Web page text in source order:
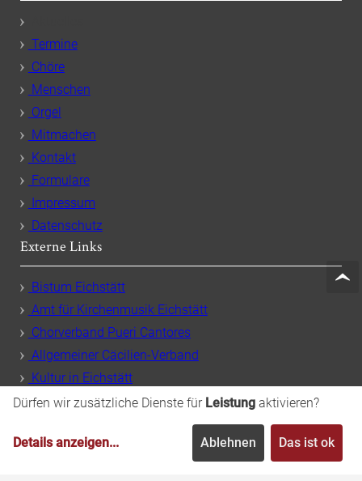
Termine
Chöre
Menschen
Orgel
Mitmachen
Kontakt
Formulare
Impressum
Datenschutz
Externe Links
Bistum Eichstätt
Amt für Kirchenmusik Eichstätt
Chorverband Pueri Cantores
Allgemeiner Cäcilien-Verband
Kultur in Eichstätt
Dürfen wir zusätzliche Dienste für Leistung aktivieren?
Details anzeigen... Ablehnen Das ist ok